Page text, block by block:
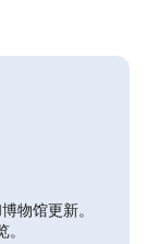
物馆更新。